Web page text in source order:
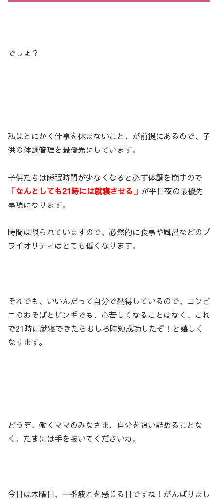
でしょ？
私はとにかく仕事を休まないこと、が前提にあるので、子
供の体調管理を最優先にしています。
子供たちは睡眠時間が少なくなると必ず体調を崩すので
「なんとしても21時には就寝させる」 が平日夜の最優先
事項になります。
時間は限られていますので、必然的に食事や風呂などのプ
ライオリティはとても低くなります。
それでも、いいんだって自分で納得しているので、コンビ
ニのおそばとザンギでも、心苦しくなることはなく、これ
で21時に就寝できたらむしろ時短成功したぞ！と嬉しく
なります。
どうぞ、働くママのみなさま、自分を追い詰めることな
く、たまには手を抜いてくださいね。
今日は木曜日、一番疲れを感じる日ですね！がんばりまし